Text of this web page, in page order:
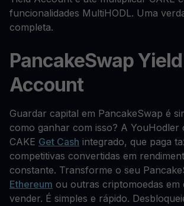
funcionalidades MultiHODL. Uma
completa.
PancakeSwap Yield
Account
Guardar capital em PancakeSwap é
como ganhar com isso? A YouHodler
CAKE Get Cash integrado, que paga
competitivas convertidas em
constante. Transforme o seu
Ethereum ou outras criptomoedas em
vender. É simples e rápido.